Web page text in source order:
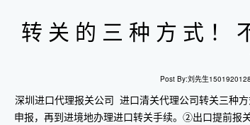
转关的三种方式！
Post By:刘先生
深圳进口代理报关公司 进口清关代理公司转关三种
申报，再到进境地办理进口转关手续。②出口提前报